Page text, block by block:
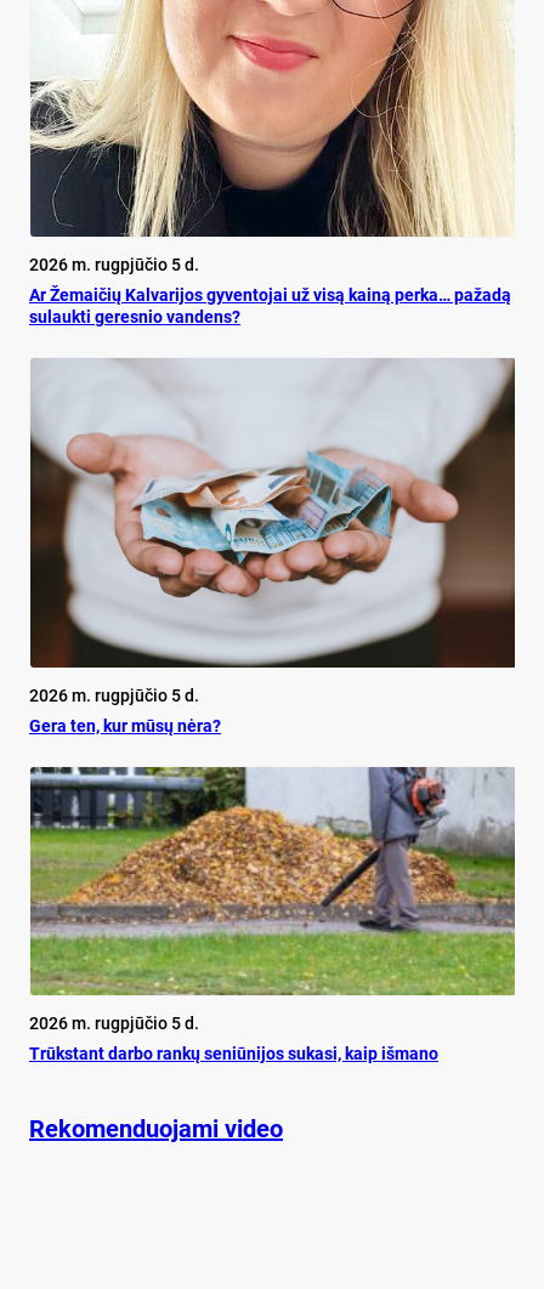
2026 m. rugpjūčio 5 d.
Ar Že­mai­čių Kal­va­ri­jos gy­ven­to­jai už vi­są kai­ną per­ka… pa­ža­dą
su­lauk­ti ge­res­nio van­dens?
2026 m. rugpjūčio 5 d.
Ge­ra ten, kur mū­sų nė­ra?
2026 m. rugpjūčio 5 d.
Trūks­tant dar­bo ran­kų se­niū­ni­jos su­ka­si, kaip iš­ma­no
Rekomenduojami video